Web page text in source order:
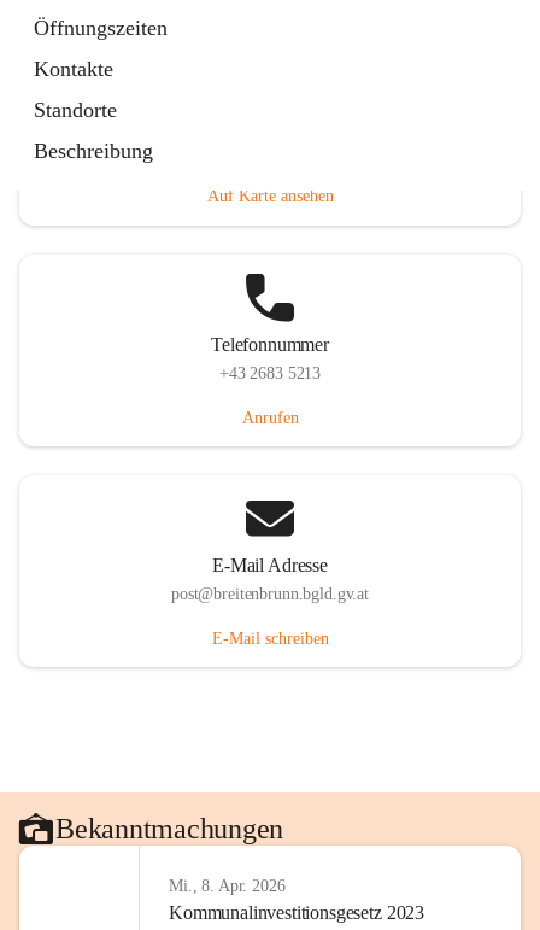
Öffnungszeiten
Kontakte
Standorte
Beschreibung
Auf Karte ansehen
Telefonnummer
+43 2683 5213
Anrufen
E-Mail Adresse
post@breitenbrunn.bgld.gv.at
E-Mail schreiben
Bekanntmachungen
Mi., 8. Apr. 2026
Kommunalinvestitionsgesetz 2023